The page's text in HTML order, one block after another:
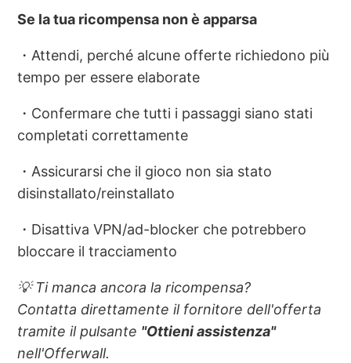
Se la tua ricompensa non è apparsa
・Attendi, perché alcune offerte richiedono più
tempo per essere elaborate
・Confermare che tutti i passaggi siano stati
completati correttamente
・Assicurarsi che il gioco non sia stato
disinstallato/reinstallato
・Disattiva VPN/ad-blocker che potrebbero
bloccare il tracciamento
💡 Ti manca ancora la ricompensa?
Contatta direttamente il fornitore dell'offerta
tramite il pulsante "Ottieni assistenza"
nell'Offerwall.